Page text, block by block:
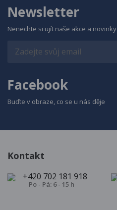
Newsletter
Nenechte si ujít naše akce a novinky
Facebook
Buďte v obraze, co se u nás děje
Kontakt
+420 702 181 918
Po - Pá: 6 - 15 h